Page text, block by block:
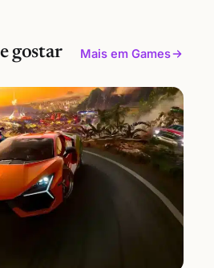
gostar Mais em Games